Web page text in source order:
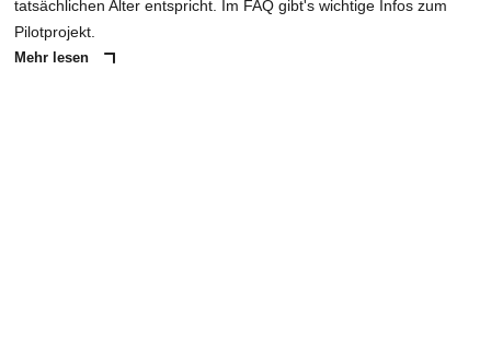
tatsächlichen Alter entspricht. Im FAQ gibt's wichtige Infos zum
Pilotprojekt.
Mehr lesen